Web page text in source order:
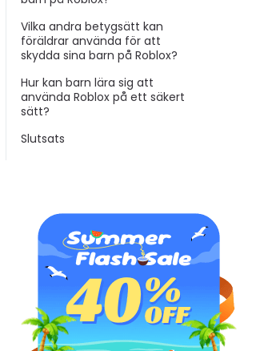
Vilka andra betygsätt kan
föräldrar använda för att
skydda sina barn på Roblox?
Hur kan barn lära sig att
använda Roblox på ett säkert
sätt?
Slutsats